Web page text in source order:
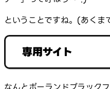
ということですね。(あくま
専用サイト